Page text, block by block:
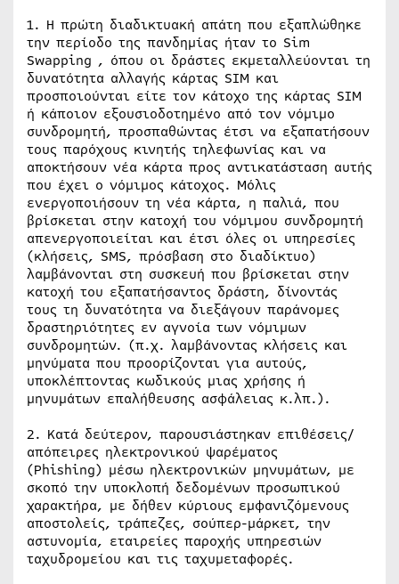
1. Η πρώτη διαδικτυακή απάτη που εξαπλώθηκε
την περίοδο της πανδημίας ήταν το Sim
Swapping , όπου οι δράστες εκμεταλλεύονται τη
δυνατότητα αλλαγής κάρτας SIM και
προσποιούνται είτε τον κάτοχο της κάρτας SIM
ή κάποιον εξουσιοδοτημένο από τον νόμιμο
συνδρομητή, προσπαθώντας έτσι να εξαπατήσουν
τους παρόχους κινητής τηλεφωνίας και να
αποκτήσουν νέα κάρτα προς αντικατάσταση αυτής
που έχει ο νόμιμος κάτοχος. Μόλις
ενεργοποιήσουν τη νέα κάρτα, η παλιά, που
βρίσκεται στην κατοχή του νόμιμου συνδρομητή
απενεργοποιείται και έτσι όλες οι υπηρεσίες
(κλήσεις, SMS, πρόσβαση στο διαδίκτυο)
λαμβάνονται στη συσκευή που βρίσκεται στην
κατοχή του εξαπατήσαντος δράστη, δίνοντάς
τους τη δυνατότητα να διεξάγουν παράνομες
δραστηριότητες εν αγνοία των νόμιμων
συνδρομητών. (π.χ. λαμβάνοντας κλήσεις και
μηνύματα που προορίζονται για αυτούς,
υποκλέπτοντας κωδικούς μιας χρήσης ή
μηνυμάτων επαλήθευσης ασφάλειας κ.λπ.).
2. Κατά δεύτερον, παρουσιάστηκαν επιθέσεις/
απόπειρες ηλεκτρονικού ψαρέματος
(Phishing) μέσω ηλεκτρονικών μηνυμάτων, με
σκοπό την υποκλοπή δεδομένων προσωπικού
χαρακτήρα, με δήθεν κύριους εμφανιζόμενους
αποστολείς, τράπεζες, σούπερ-μάρκετ, την
αστυνομία, εταιρείες παροχής υπηρεσιών
ταχυδρομείου και τις ταχυμεταφορές.